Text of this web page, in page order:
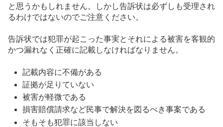
と思うかもしれません。しかし告訴状は必ずしも受理され
るわけではないのでご注意ください。
告訴状では犯罪が起こった事実とそれによる被害を客観的
かつ漏れなく正確に記載しなければなりません。
記載内容に不備がある
証拠が足りていない
被害が軽微である
損害賠償請求など民事で解決を図るべき事案である
そもそも犯罪に該当しない